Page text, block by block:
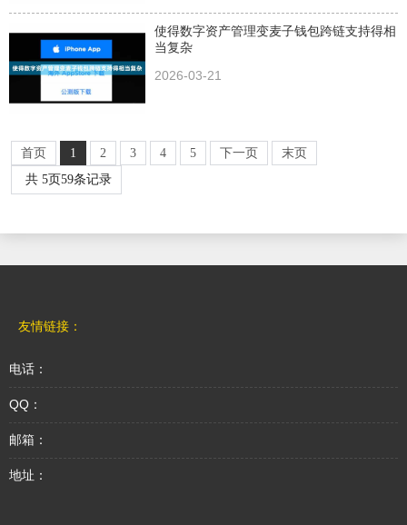
2026-03-21
使得数字资产管理变麦子钱包跨链支持得相
当复杂
首页 1 2 3 4 5 下一页
末页
共 5页59条记录
友情链接：
电话：
QQ：
邮箱：
地址：